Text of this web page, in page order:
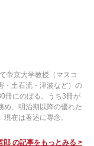
帝京大学教授（マスコ
・土石流・津波など）の
冊にのぼる。うち3冊が
め、明治期以降の優れた
在は著述に専念。
郎 の記事をもっとみる >